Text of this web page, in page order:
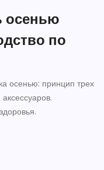
осенью
по
осенью: принцип трех